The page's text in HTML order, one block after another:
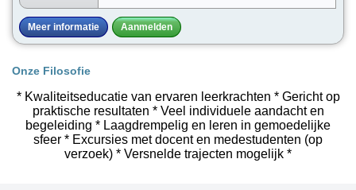
Meer informatie Aanmelden
Onze Filosofie
* Kwaliteitseducatie van ervaren leerkrachten * Gericht op
praktische resultaten * Veel individuele aandacht en
begeleiding * Laagdrempelig en leren in gemoedelijke
sfeer * Excursies met docent en medestudenten (op
verzoek) * Versnelde trajecten mogelijk *